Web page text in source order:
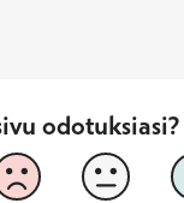
odotuksiasi?
odotuksiasi?
3 4